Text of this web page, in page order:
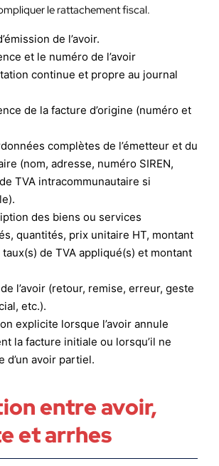
le rattachement fiscal.
de l’avoir.
et le numéro de l’avoir
continue et propre au journal
de la facture d’origine (numéro et
complètes de l’émetteur et du
(nom, adresse, numéro SIREN,
TVA intracommunautaire si
des biens ou services
quantités, prix unitaire HT, montant
taux(s) de TVA appliqué(s) et montant
l’avoir (retour, remise, erreur, geste
etc.).
explicite lorsque l’avoir annule
la facture initiale ou lorsqu’il ne
d’un avoir partiel.
entre avoir,
et arrhes